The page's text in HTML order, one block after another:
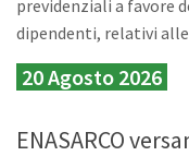
previdenziali a favore
dipendenti, relativi
20 Agosto 2026
ENASARCO